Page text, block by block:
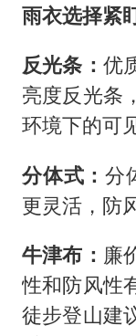
雨衣选择紧
反光条： 优
亮度反光条
环境下的可
分体式：分
更灵活，防
牛津布： 廉
性和防风性
徒步登山建